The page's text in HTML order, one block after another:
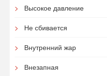
Высокое давление
Не сбивается
Внутренний жар
Внезапная